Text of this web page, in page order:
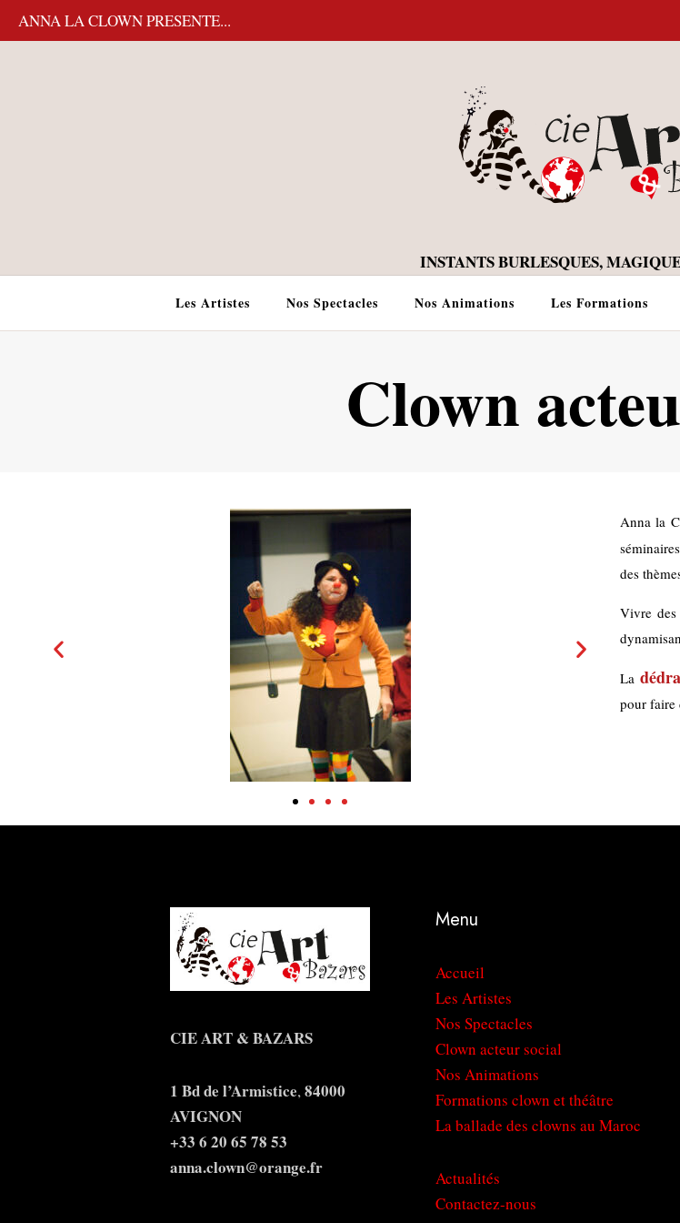
ANNA LA CLOWN PRESENTE...
Les Artistes Nos Spectacles Nos Animations Les Formations
Clown
Anna la
des
Vivre des
La
pour faire
CIE ART & BAZARS
1 Bd de l’Armistice,84000
AVIGNON
+33 6 20 65 78 53
anna.clown@orange.fr
Menu
Accueil
Les Artistes
Nos Spectacles
Clown acteur social
Nos Animations
Formations clown et théâtre
La ballade des clowns au Maroc
Actualités
Contactez-nous